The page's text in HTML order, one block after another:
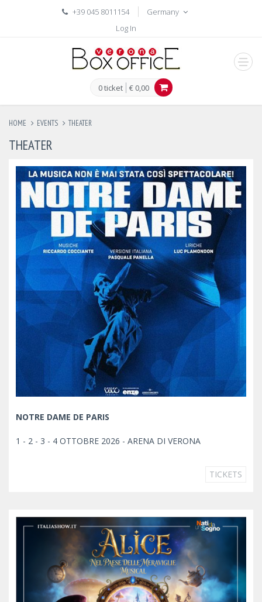
+39 045 8011154
Germany
Log In
0 ticket € 0,00
HOME EVENTS THEATER
THEATER
NOTRE DAME DE PARIS
1 - 2 - 3 - 4 OTTOBRE 2026 - ARENA DI VERONA
TICKETS